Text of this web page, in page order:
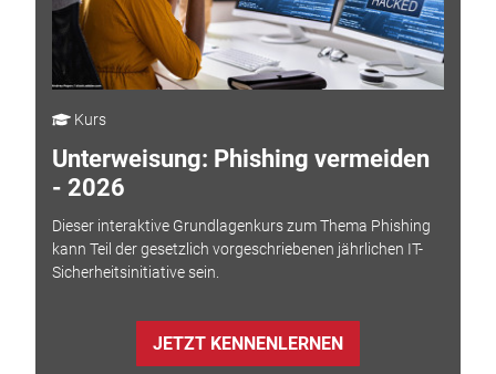
Kurs
Unterweisung: Phishing vermeiden
- 2026
Dieser interaktive Grundlagenkurs zum Thema Phishing
kann Teil der gesetzlich vorgeschriebenen jährlichen IT-
Sicherheitsinitiative sein.
JETZT KENNENLERNEN